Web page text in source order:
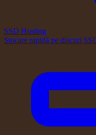
SSD Hosting
Stocare rapidă pe discuri